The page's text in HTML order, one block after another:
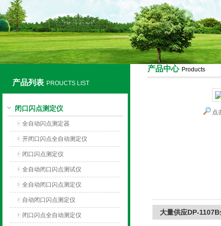
上海旺徐电气有限公司
产品列表 PROUCTS LIST
闭口闪点测定仪
全自动闪点测定器
开闭口闪点全自动测定仪
闭口闪点测定仪
全自动闭口闪点测试仪
全自动闭口闪点测定仪
自动闭口闪点测定仪
闭口闪点全自动测定仪
产品中心 Products
点
大量供应DP-